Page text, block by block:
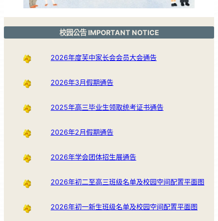
校园公告 IMPORTANT NOTICE
2026年度芙中家长会会员大会通告
2026年3月假期通告
2025年高三毕业生领取统考证书通告
2026年2月假期通告
2026年学会团体招生展通告
2026年初二至高三班级名单及校园空间配置平面图
2026年初一新生班级名单及校园空间配置平面图